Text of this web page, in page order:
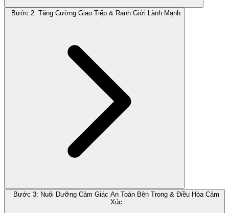
Bước 2: Tăng Cường Giao Tiếp & Ranh Giới Lành Mạnh
Bước 3: Nuôi Dưỡng Cảm Giác An Toàn Bên Trong & Điều Hòa Cảm
Xúc